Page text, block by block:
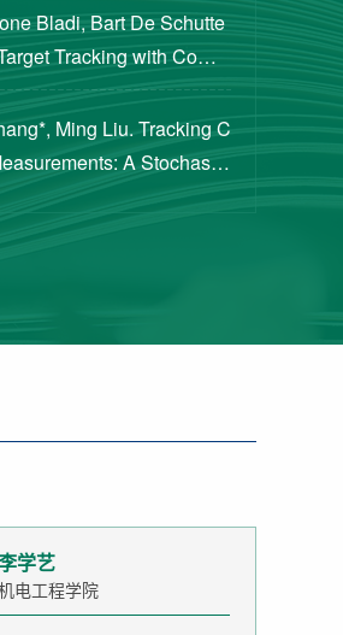
Bladi, Bart De Schutte
Tracking with Compl
Cont...
Ming Liu. Tracking C
A Stochastic
学艺
电工程学院